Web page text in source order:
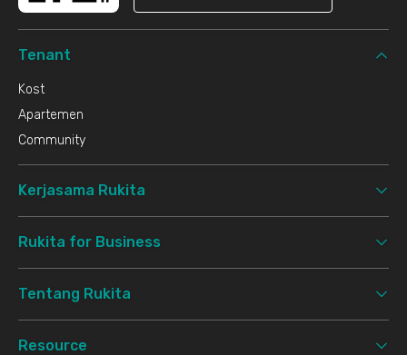
Tenant
Kost
Apartemen
Community
Kerjasama Rukita
Rukita for Business
Tentang Rukita
Resource